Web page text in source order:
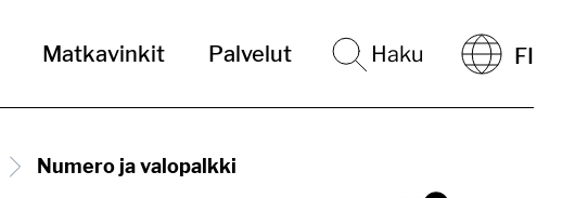
Matkavinkit Palvelut Haku FI
Numero ja valopalkki